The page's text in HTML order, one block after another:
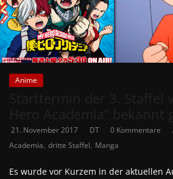
Anime
21. November 2017 DT 0 Kommentare
Academia, dritte Staffel, Manga
Es wurde vor Kurzem in der aktuellen